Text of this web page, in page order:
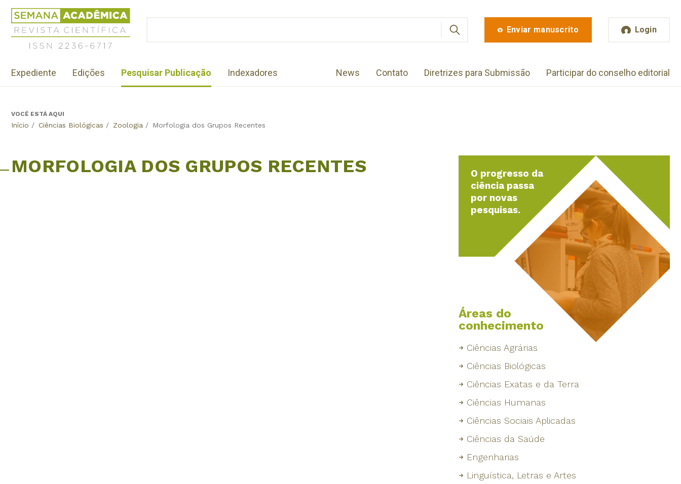
Jump
navigation
Revista
Científica
Semana
Acadêmica
2236-
Enviar manuscrito Login
Menu
institutional
Expediente Edições Pesquisar Publicação Indexadores News Contato Diretrizes para Submissão Participar do conselho editorial
BackVOCÊ ESTÁ AQUI
Início / Ciências Biológicas / Zoologia / Morfologia dos Grupos Recentes
MORFOLOGIA DOS GRUPOS RECENTES
O progresso da
ciência passa
por novas
pesquisas.
Áreas do
conhecimento
Ciências Agrárias
Ciências Biológicas
Ciências Exatas e da Terra
Ciências Humanas
Ciências Sociais Aplicadas
Ciências da Saúde
Engenharias
Linguística, Letras e Artes